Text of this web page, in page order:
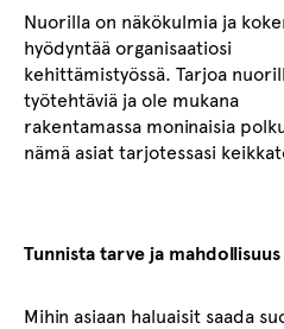
Nuorilla on näkökulmia ja
hyödyntää organisaatiosi
kehittämistyössä. Tarjoa
työtehtäviä ja ole mukana
rakentamassa moninaisia
nämä asiat tarjotessasi
Tunnista tarve ja mahdollisuus
Mihin asiaan haluaisit saada